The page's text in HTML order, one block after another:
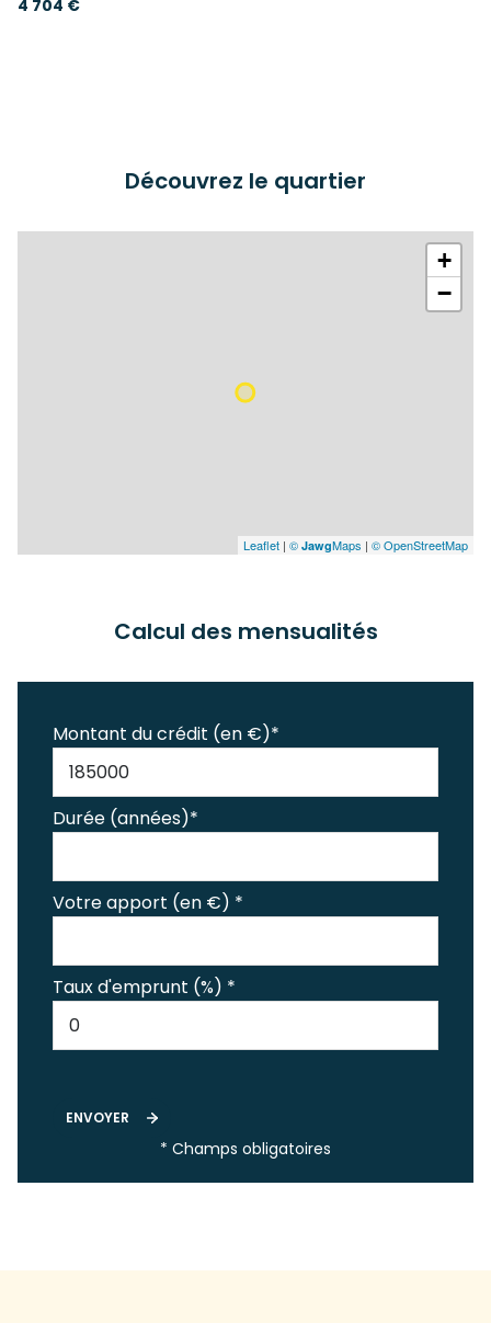
4 704 €
Découvrez le quartier
+
−
Leaflet | © JawgMaps | © OpenStreetMap
Calcul des mensualités
Montant du crédit (en €)*
Durée (années)*
Votre apport (en €) *
Taux d'emprunt (%) *
ENVOYER
* Champs obligatoires